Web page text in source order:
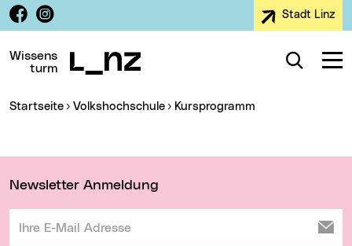
Zur Navigation
Zum Inhalt
Zur Suche
Facebook
Instagram Stadt Linz
Wissens
turm
Suche
Sie sind hier:
Startseite Volkshochschule Kursprogramm
Newsletter Anmeldung